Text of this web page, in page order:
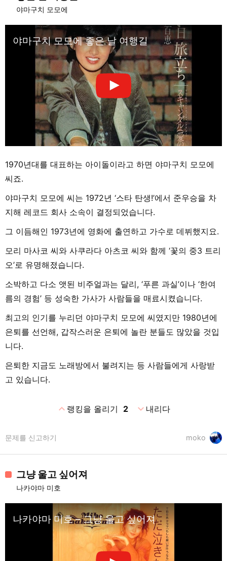
야마구치 모모에
야마구치 모모에 좋은 날 여행길
1970년대를 대표하는 아이돌이라고 하면 야마구치 모모에
씨죠.
야마구치 모모에 씨는 1972년 ‘스타 탄생!’에서 준우승을 차
지해 레코드 회사 소속이 결정되었습니다.
그 이듬해인 1973년에 영화에 출연하고 가수로 데뷔했지요.
모리 마사코 씨와 사쿠라다 아츠코 씨와 함께 ‘꽃의 중3 트리
오’로 유명해졌습니다.
소박하고 다소 앳된 비주얼과는 달리, ‘푸른 과실’이나 ‘한여
름의 경험’ 등 성숙한 가사가 사람들을 매료시켰습니다.
최고의 인기를 누리던 야마구치 모모에 씨였지만 1980년에
은퇴를 선언해, 갑작스러운 은퇴에 놀란 분들도 많았을 것입
니다.
은퇴한 지금도 노래방에서 불려지는 등 사람들에게 사랑받
고 있습니다.
expand_less랭킹을 올리기 2 expand_more내리다
moko
문제를 신고하기
그냥 울고 싶어져
나카야마 미호
나카야마 미호 – 그냥 울고 싶어져